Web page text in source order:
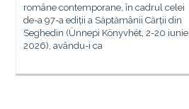
române contemporane, în cadrul celei
de-a 97-a ediții a Săptămânii Cărții din
Seghedin (Ünnepi Könyvhét, 2-20 iunie
2026), avându-i ca